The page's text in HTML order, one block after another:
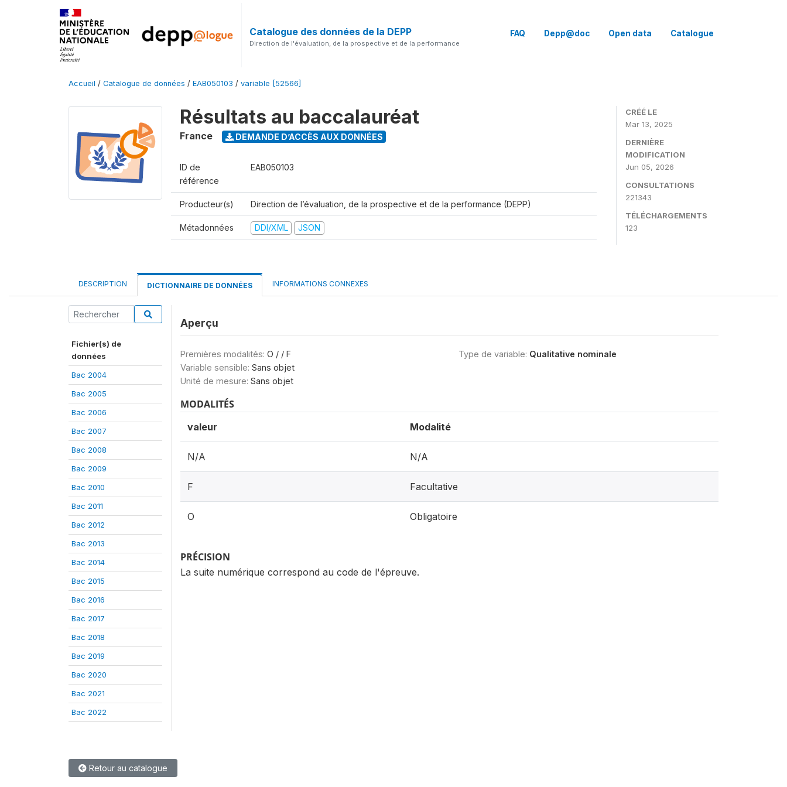
Catalogue des données de la DEPP
Direction de l'évaluation, de la prospective et de la performance
FAQ Depp@doc Open data Catalogue
Accueil / Catalogue de données / EAB050103 / variable [52566]
Résultats au baccalauréat
France DEMANDE D’ACCÈS AUX DONNÉES
ID de
référence
EAB050103
Producteur(s) Direction de l’évaluation, de la prospective et de la performance (DEPP)
Métadonnées DDI/XML JSON
CRÉÉ LE
Mar 13, 2025
DERNIÈRE
MODIFICATION
Jun 05, 2026
CONSULTATIONS
221343
TÉLÉCHARGEMENTS
123
DESCRIPTION DICTIONNAIRE DE DONNÉES INFORMATIONS CONNEXES
Fichier(s) de
données
Bac 2004
Bac 2005
Bac 2006
Bac 2007
Bac 2008
Bac 2009
Bac 2010
Bac 2011
Bac 2012
Bac 2013
Bac 2014
Bac 2015
Bac 2016
Bac 2017
Bac 2018
Bac 2019
Bac 2020
Bac 2021
Bac 2022
Aperçu
Premières modalités: O / / F
Variable sensible: Sans objet
Unité de mesure: Sans objet
Type de variable: Qualitative nominale
MODALITÉS
valeur Modalité
N/A N/A
F Facultative
O Obligatoire
PRÉCISION
La suite numérique correspond au code de l'épreuve.
Retour au catalogue